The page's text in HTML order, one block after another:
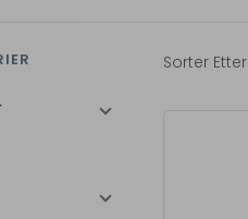
Sorter Etter